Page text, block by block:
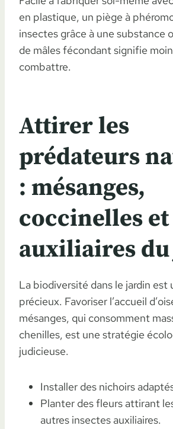
en plastique, un piège à
insectes grâce à une substance
de mâles fécondant signifie
combattre.
Attirer les
prédateurs
: mésanges,
coccinelles et
auxiliaires
La biodiversité dans le jardin est
précieux. Favoriser l’accueil
mésanges, qui consomment
chenilles, est une stratégie
judicieuse.
Installer des nichoirs
Planter des fleurs attirant
autres insectes auxiliaires.